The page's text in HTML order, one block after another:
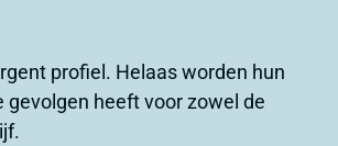
profiel. Helaas worden hun
heeft voor zowel de